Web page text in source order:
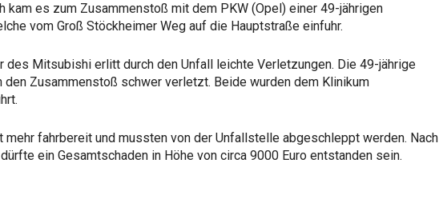
kam es zum Zusammenstoß mit dem PKW (Opel) einer 49-jährigen
vom Groß Stöckheimer Weg auf die Hauptstraße einfuhr.
des Mitsubishi erlitt durch den Unfall leichte Verletzungen. Die 49-jährige
den Zusammenstoß schwer verletzt. Beide wurden dem Klinikum
mehr fahrbereit und mussten von der Unfallstelle abgeschleppt werden. Nach
ein Gesamtschaden in Höhe von circa 9000 Euro entstanden sein.